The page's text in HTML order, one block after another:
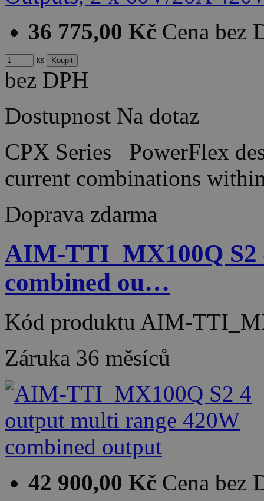
36 775,00 Kč Cena bez
ks
bez DPH
Dostupnost Na dotaz
CPX Series PowerFlex
current combinations
Doprava zdarma
AIM-TTI_MX100Q S2
combined ou…
Kód produktu AIM-
Záruka 36 měsíců
42 900,00 Kč Cena bez